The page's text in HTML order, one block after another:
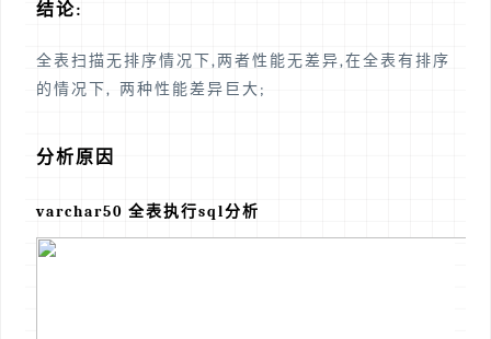
结论:
全表扫描无排序情况下,两者性能无差异,在全表有排序
的情况下, 两种性能差异巨大;
分析原因
varchar50 全表执行sql分析